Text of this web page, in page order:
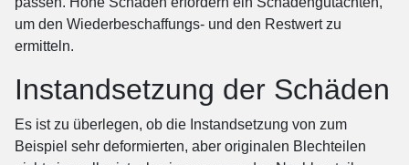
um den Wiederbeschaffungs- und den Restwert zu
ermitteln.
Instandsetzung der Schäden
Es ist zu überlegen, ob die Instandsetzung von zum
Beispiel sehr deformierten, aber originalen Blechteilen